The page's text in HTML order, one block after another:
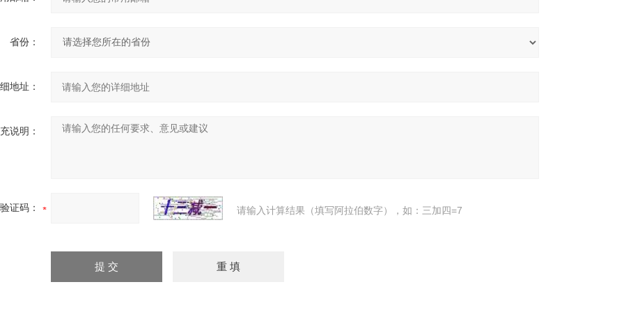
省份：
地址：
说明：
验证码： 请输入计算结果（填写阿拉伯数字），如：三加四=7